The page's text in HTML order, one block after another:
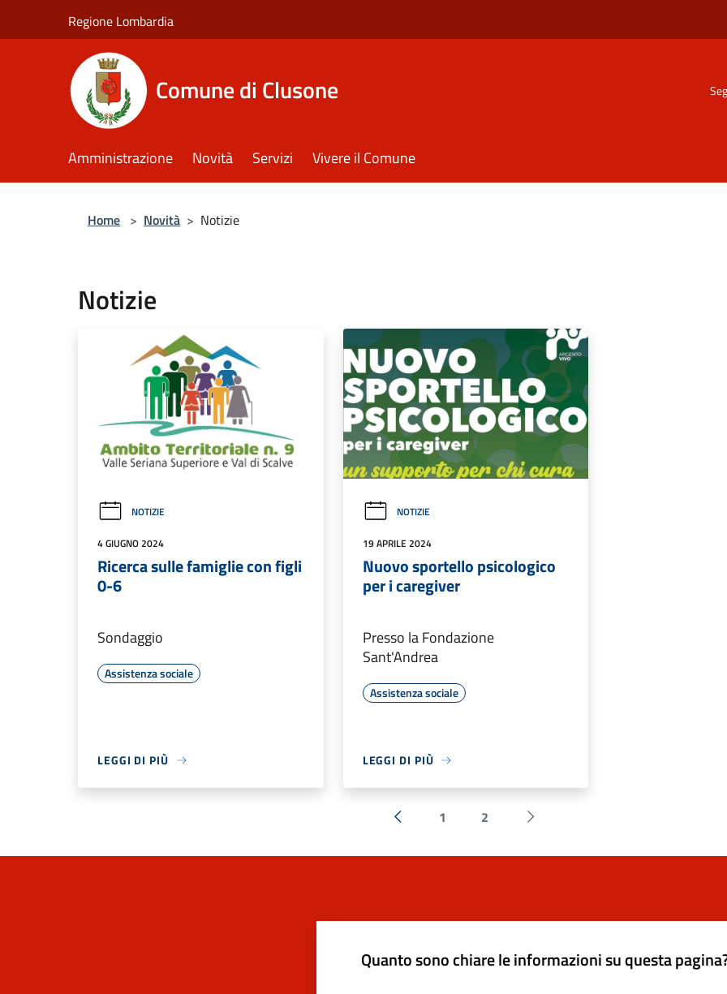
Regione Lombardia
Comune di Clusone
Amministrazione Novità Servizi Vivere il Comune
Home > Novità > Notizie
Notizie
NOTIZIE
4 GIUGNO 2024
Ricerca sulle famiglie con figli
0-6
Sondaggio
Assistenza sociale
LEGGI DI PIÙ
NOTIZIE
19 APRILE 2024
Nuovo sportello psicologico
per i caregiver
Presso la Fondazione
Sant'Andrea
Assistenza sociale
LEGGI DI PIÙ
« Precedente
1 2
Successiva »
Quanto sono chiare le informazioni su questa